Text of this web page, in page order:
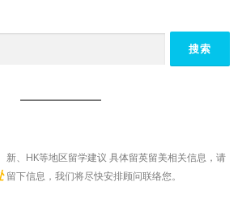
新、HK等地区留学建议 具体留英留美相关信息，请
留下信息，我们将尽快安排顾问联络您。